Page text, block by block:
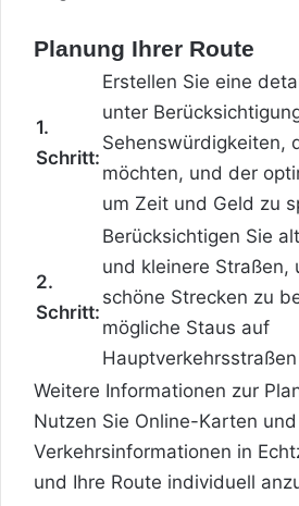
Planung Ihrer Route
1.
Schritt:
Erstellen Sie eine
unter
Sehenswürdigkeiten,
möchten, und der
um Zeit und Geld zu
2.
Schritt:
Berücksichtigen Sie
und kleinere Straßen,
schöne Strecken zu
mögliche Staus auf
Weitere Informationen zur
Nutzen Sie Online-Karten
Verkehrsinformationen in
und Ihre Route individuell